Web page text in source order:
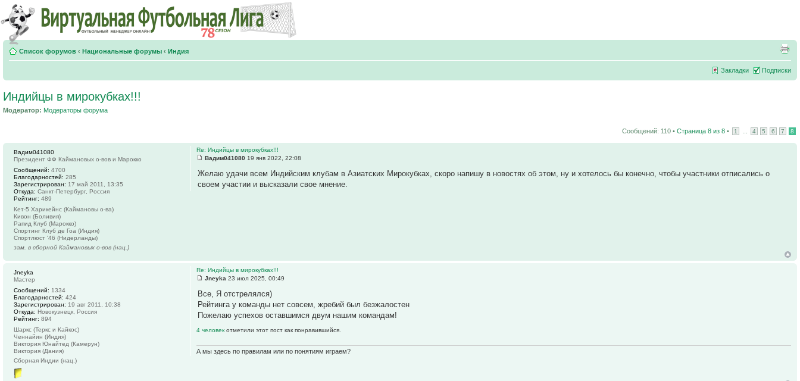
Список форумов ‹ Национальные форумы ‹ Индия
Закладки Подписки
Индийцы в мирокубках!!!
Модератор: Модераторы форума
Сообщений: 110 • Страница 8 из 8 • 1 4 5 6 7 8
Re: Индийцы в мирокубках!!!
Вадим041080 19 янв 2022, 22:08
Желаю удачи всем Индийским клубам в Азиатских Мирокубках, скоро напишу в новостях об этом, ну и хотелось бы конечно, чтобы участники отписались о
своем участии и высказали свое мнение.
Вадим041080
Президент ФФ Каймановых о-вов и Марокко
Сообщений: 4700
Благодарностей: 285
Зарегистрирован: 17 май 2011, 13:35
Откуда: Санкт-Петербург, Россия
Рейтинг: 489
Кет-5 Харикейнс (Каймановы о-ва)
Кивон (Боливия)
Рапид Клуб (Марокко)
Спортинг Клуб де Гоа (Индия)
Спортлюст '46 (Нидерланды)
зам. в сборной Каймановых о-вов (нац.)
Re: Индийцы в мирокубках!!!
Jneyka 23 июл 2025, 00:49
Все, Я отстрелялся)
Рейтинга у команды нет совсем, жребий был безжалостен
Пожелаю успехов оставшимся двум нашим командам!
4 человекотметили этот пост как понравившийся.
А мы здесь по правилам или по понятиям играем?
Jneyka
Мастер
Сообщений: 1334
Благодарностей: 424
Зарегистрирован: 19 авг 2011, 10:38
Откуда: Новокузнецк, Россия
Рейтинг: 894
Шаркс (Теркс и Кайкос)
Ченнайин (Индия)
Виктория Юнайтед (Камерун)
Виктория (Дания)
Сборная Индии (нац.)